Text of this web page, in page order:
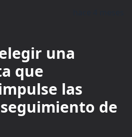
una
que
las
de